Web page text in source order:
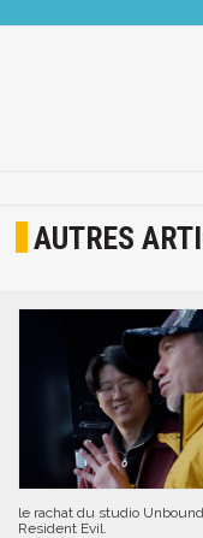
AUTRES
le rachat du studio
Resident Evil.